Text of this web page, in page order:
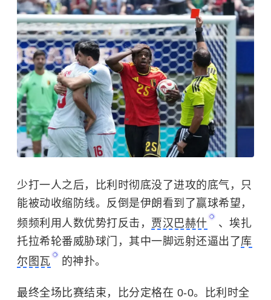
少打一人之后，比利时彻底没了进攻的底气，只
能被动收缩防线。反倒是伊朗看到了赢球希望，
频频利用人数优势打反击， 贾汉巴赫什
、埃扎
托拉希轮番威胁球门，其中一脚远射还逼出了库
尔图瓦
的神扑。
最终全场比赛结束，比分定格在 0-0。比利时全